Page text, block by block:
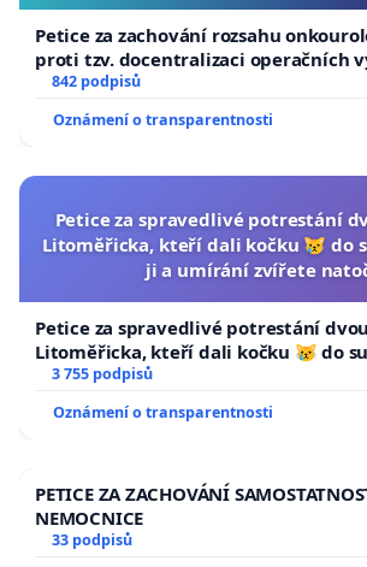
Petice za zachování rozsahu
proti tzv. docentralizaci operačních
842 podpisů
Oznámení o transparentnosti
Petice za spravedlivé potrestání
Litoměřicka, kteří dali kočku 😿 do
ji a umírání zvířete
Petice za spravedlivé potrestání
Litoměřicka, kteří dali kočku 😿 do
a umírání zvířete natočili.
3 755 podpisů
Oznámení o transparentnosti
PETICE ZA ZACHOVÁNÍ
NEMOCNICE
33 podpisů